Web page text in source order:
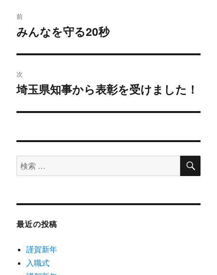
稿
ビ
ゲ
ー
ン
前
過
の
投
稿:
みんなを守る20秒
次
次
投
埼玉県知事から表彰を受けました！
検
索
象:
検
最近の投稿
謹賀新年
入職式